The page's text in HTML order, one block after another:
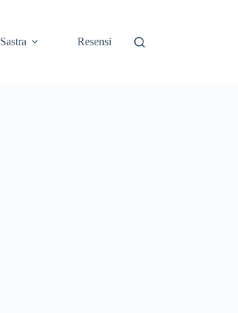
Sastra Resensi